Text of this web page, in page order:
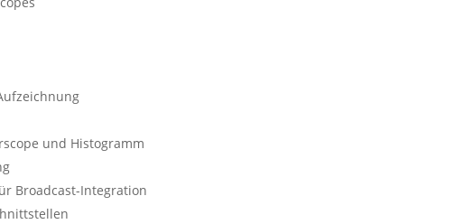
und Histogramm
Broadcast-Integration